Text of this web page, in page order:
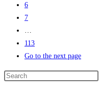
6
7
113
Go to the next page